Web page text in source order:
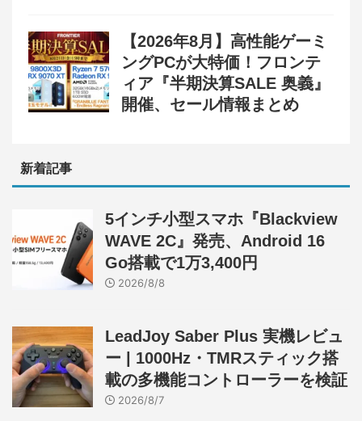
【2026年8月】高性能ゲーミ
ングPCが大特価！フロンテ
ィア『半期決算SALE 奥義』
開催、セール情報まとめ
新着記事
5インチ小型スマホ『Blackview
WAVE 2C』発売、Android 16
Go搭載で1万3,400円
2026/8/8
LeadJoy Saber Plus 実機レビュ
ー | 1000Hz・TMRスティック搭
載の多機能コントローラーを検証
2026/8/7